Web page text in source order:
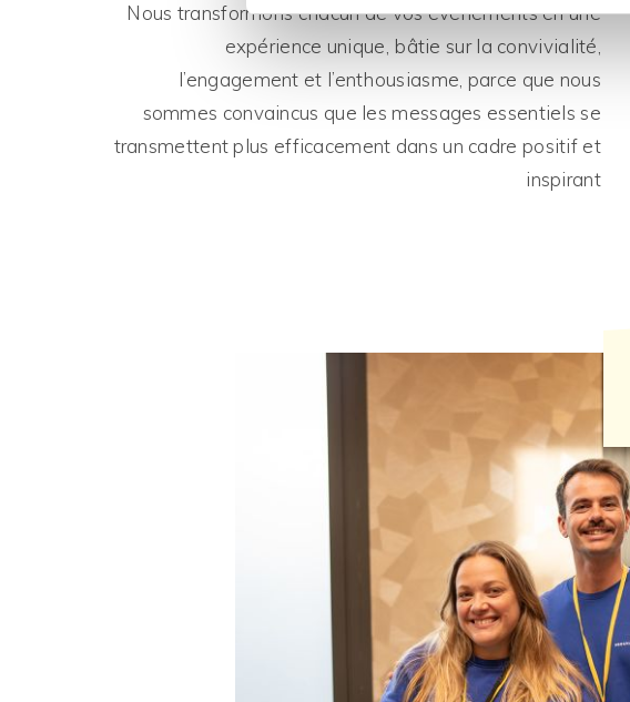
Nous transformons chacun de vos événements en une
expérience unique, bâtie sur la convivialité,
l’engagement et l’enthousiasme, parce que nous
sommes convaincus que les messages essentiels se
transmettent plus efficacement dans un cadre positif et
inspirant